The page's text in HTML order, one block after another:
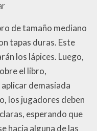
de tamaño mediano
tapas duras. Este
los lápices. Luego,
el libro,
demasiada
los jugadores deben
esperando que
hacia alguna de las